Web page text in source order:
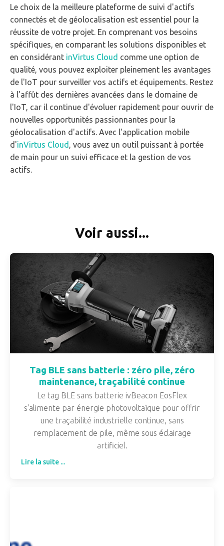
Le choix de la meilleure plateforme de suivi d'actifs
connectés et de géolocalisation est essentiel pour la
réussite de votre projet. En comprenant vos besoins
spécifiques, en comparant les solutions disponibles et
en considérant inVirtus Cloud comme une option de
qualité, vous pouvez exploiter pleinement les avantages
de l'IoT pour surveiller vos actifs et équipements. Restez
à l'affût des dernières avancées dans le domaine de
l'IoT, car il continue d'évoluer rapidement pour ouvrir de
nouvelles opportunités passionnantes pour la
géolocalisation d'actifs. Avec l'application mobile
d'inVirtus Cloud , vous avez un outil puissant à portée
de main pour un suivi efficace et la gestion de vos
actifs.
Voir aussi...
Tag BLE sans batterie : zéro pile, zéro
maintenance, traçabilité continue
Le tag BLE sans batterie ivBeacon EosFlex
s'alimente par énergie photovoltaïque pour offrir
une traçabilité industrielle continue, sans
remplacement de pile, même sous éclairage
artificiel.
Lire la suite ...